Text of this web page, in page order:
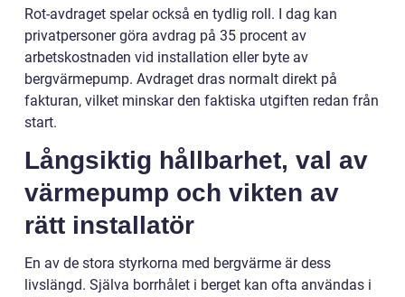
Rot-avdraget spelar också en tydlig roll. I dag kan
privatpersoner göra avdrag på 35 procent av
arbetskostnaden vid installation eller byte av
bergvärmepump. Avdraget dras normalt direkt på
fakturan, vilket minskar den faktiska utgiften redan från
start.
Långsiktig hållbarhet, val av
värmepump och vikten av
rätt installatör
En av de stora styrkorna med bergvärme är dess
livslängd. Själva borrhålet i berget kan ofta användas i